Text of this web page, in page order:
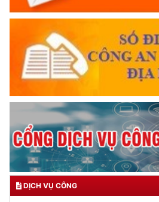
DỊCH VỤ CÔNG